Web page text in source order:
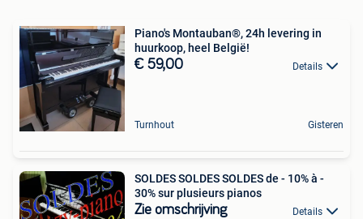
Piano's Montauban®, 24h levering in
huurkoop, heel België!
€ 59,00 Details
Turnhout Gisteren
SOLDES SOLDES SOLDES de - 10% à -
30% sur plusieurs pianos
Zie omschrijving Details